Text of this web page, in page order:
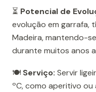
⏳ Potencial de
evolução em garrafa,
Madeira, mantendo-
durante muitos anos
🍽️ Serviço: Servir
ºC, como aperitivo